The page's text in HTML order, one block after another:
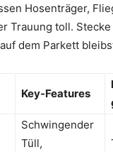
Hosenträger,
Trauung toll.
dem Parkett
Key-Features
Schwingender
Tüll,